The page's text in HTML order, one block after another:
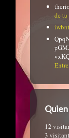
de tu
12
3